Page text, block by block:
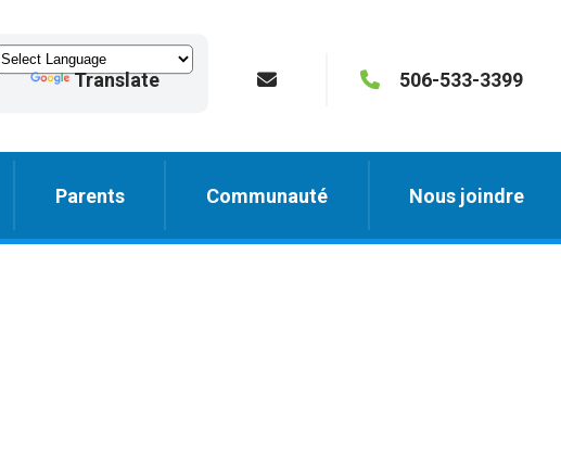
Translate 506-533-3399
Parents Communauté Nous joindre